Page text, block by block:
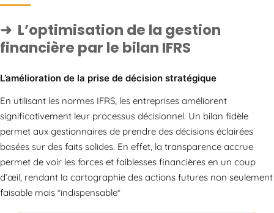
L’optimisation de la gestion
financière par le bilan IFRS
L’amélioration de la prise de décision stratégique
En utilisant les normes IFRS, les entreprises améliorent
significativement leur processus décisionnel. Un bilan fidèle
permet aux gestionnaires de prendre des décisions éclairées
basées sur des faits solides. En effet, la transparence accrue
permet de voir les forces et faiblesses financières en un coup
d’œil, rendant la cartographie des actions futures non seulement
faisable mais *indispensable*